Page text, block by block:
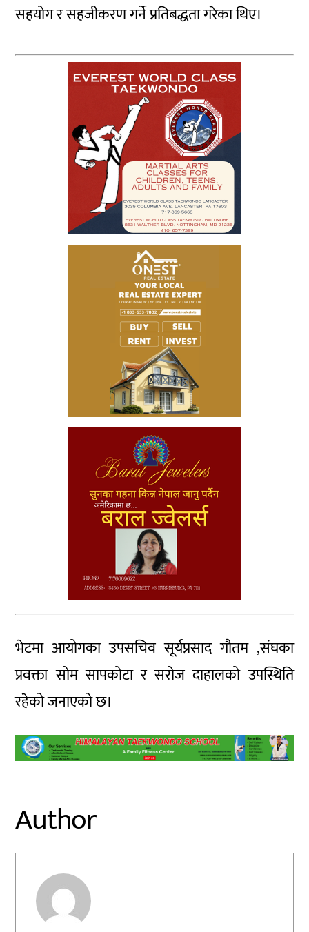
सहयोग र सहजीकरण गर्ने प्रतिबद्धता गरेका थिए।
भेटमा आयोगका उपसचिव सूर्यप्रसाद गौतम ,संघका
प्रवक्ता सोम सापकोटा र सरोज दाहालको उपस्थिति
रहेको जनाएको छ।
Author